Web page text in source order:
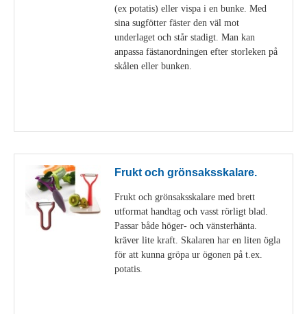
(ex potatis) eller vispa i en bunke. Med
sina sugfötter fäster den väl mot
underlaget och står stadigt. Man kan
anpassa fästanordningen efter storleken på
skålen eller bunken.
Frukt och grönsaksskalare.
Frukt och grönsaksskalare med brett
utformat handtag och vasst rörligt blad.
Passar både höger- och vänsterhänta.
kräver lite kraft. Skalaren har en liten ögla
för att kunna gröpa ur ögonen på t.ex.
potatis.